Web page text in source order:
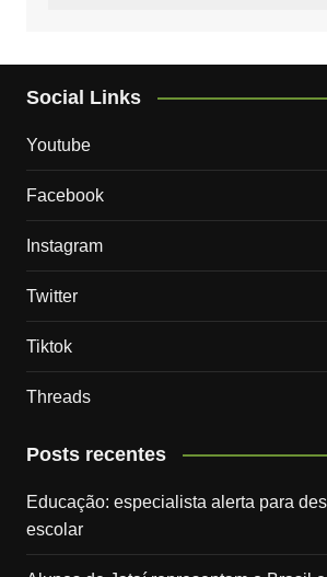
Social Links
Youtube
Facebook
Instagram
Twitter
Tiktok
Threads
Posts recentes
Educação: especialista alerta para
escolar